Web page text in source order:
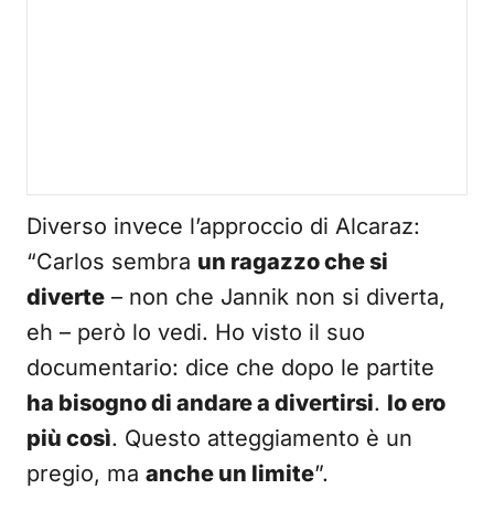
Diverso invece l’approccio di Alcaraz:
“Carlos sembra un ragazzo che si
diverte – non che Jannik non si diverta,
eh – però lo vedi. Ho visto il suo
documentario: dice che dopo le partite
ha bisogno di andare a divertirsi. Io ero
più così. Questo atteggiamento è un
pregio, ma anche un limite”.